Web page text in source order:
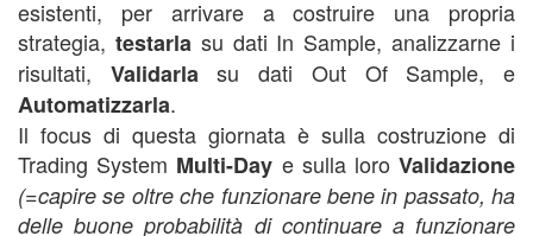
esistenti, per arrivare a costruire una propria
strategia, testarla su dati In Sample, analizzarne i
risultati, Validarla su dati Out Of Sample, e
Automatizzarla.
Il focus di questa giornata è sulla costruzione di
Trading System Multi-Day e sulla loroValidazione
(=capire se oltre che funzionare bene in passato, ha
delle buone probabilità di continuare a funzionare